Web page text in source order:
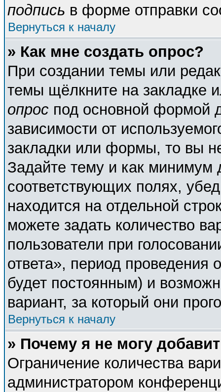
подпись в форме отправки
Вернуться к началу
» Как мне создать опрос?
При создании темы или
темы щёлкните на закладке
опрос под основной формой
зависимости от
закладки или формы, то вы
Задайте тему и как минимум
соответствующих полях,
находится на отдельной
можете задать количество
пользователи при
ответа», период проведения
будет постоянным) и
вариант, за который они
Вернуться к началу
» Почему я не могу
Ограничение количества
администратором